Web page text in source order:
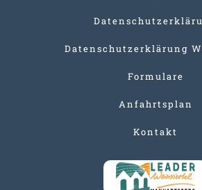
Datenschutzerklärung
Formulare
Anfahrtsplan
Kontakt